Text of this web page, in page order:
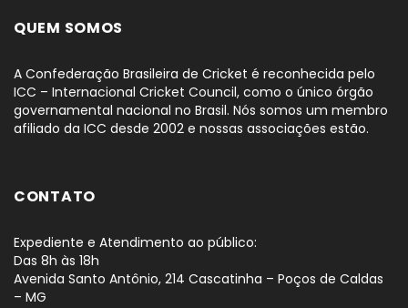
QUEM SOMOS
A Confederação Brasileira de Cricket é reconhecida pelo
ICC – Internacional Cricket Council, como o único órgão
governamental nacional no Brasil. Nós somos um membro
afiliado da ICC desde 2002 e nossas associações estão.
CONTATO
Expediente e Atendimento ao público:
Das 8h às 18h
Avenida Santo Antônio, 214 Cascatinha – Poços de Caldas
– MG